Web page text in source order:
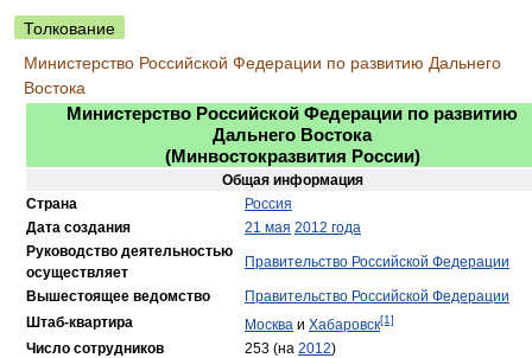
Толкование
Министерство Российской Федерации по развитию Дальнего
Востока
Министерство Российской Федерации по развитию
Дальнего Востока
(Минвостокразвития России)
Общая информация
Страна
Россия
Дата создания
21 мая 2012 года
Руководство деятельностью
осуществляет
Правительство Российской Федерации
Вышестоящее ведомство
Правительство Российской Федерации
Штаб-квартира
Москва и Хабаровск[1]
Число сотрудников 253 (на 2012)